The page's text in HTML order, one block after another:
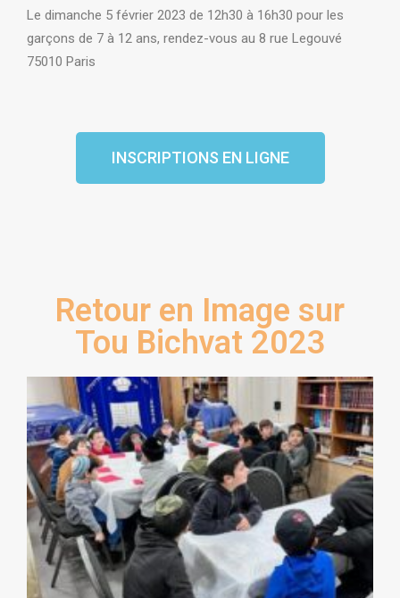
Le dimanche 5 février 2023 de 12h30 à 16h30 pour les
garçons de 7 à 12 ans, rendez-vous au 8 rue Legouvé
75010 Paris
INSCRIPTIONS EN LIGNE
Retour en Image sur
Tou Bichvat 2023